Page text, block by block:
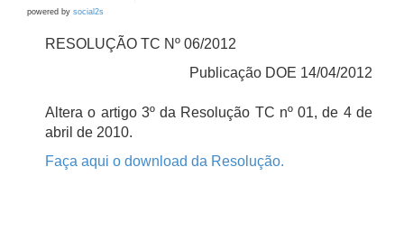
powered by social2s
RESOLUÇÃO TC Nº 06/2012
Publicação DOE 14/04/2012
Altera o artigo 3º da Resolução TC nº 01, de 4 de
abril de 2010.
Faça aqui o download da Resolução.